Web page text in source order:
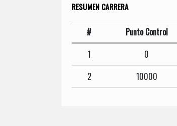
RESUMEN CARRERA
# Punto Control
1
0
2
10000